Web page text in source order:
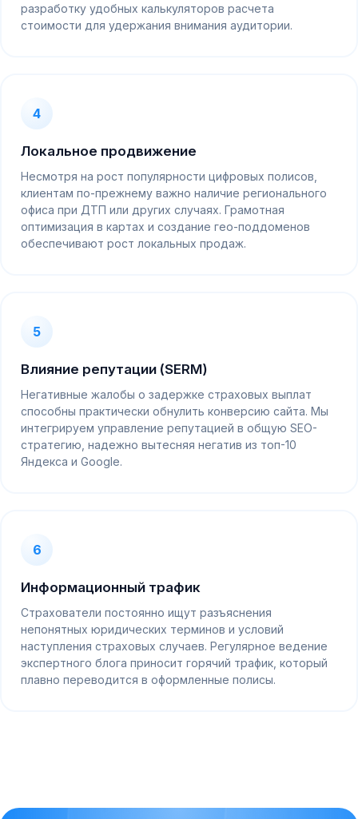
разработку удобных калькуляторов расчета
стоимости для удержания внимания аудитории.
4
Локальное продвижение
Несмотря на рост популярности цифровых полисов,
клиентам по-прежнему важно наличие регионального
офиса при ДТП или других случаях. Грамотная
оптимизация в картах и создание гео-поддоменов
обеспечивают рост локальных продаж.
5
Влияние репутации (SERM)
Негативные жалобы о задержке страховых выплат
способны практически обнулить конверсию сайта. Мы
интегрируем управление репутацией в общую SEO-
стратегию, надежно вытесняя негатив из топ-10
Яндекса и Google.
6
Информационный трафик
Страхователи постоянно ищут разъяснения
непонятных юридических терминов и условий
наступления страховых случаев. Регулярное ведение
экспертного блога приносит горячий трафик, который
плавно переводится в оформленные полисы.